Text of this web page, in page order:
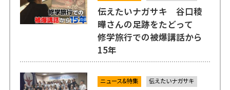
伝えたいナガサキ 谷口稜
曄さんの足跡をたどって
修学旅行での被爆講話から
15年
ニュース&特集 伝えたいナガサキ